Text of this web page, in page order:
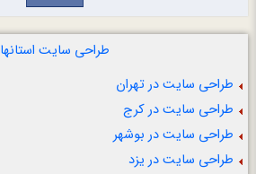
طراحی سایت استانها
طراحی سایت در تهران
طراحی سایت در کرج
طراحی سایت در بوشهر
طراحی سایت در یزد